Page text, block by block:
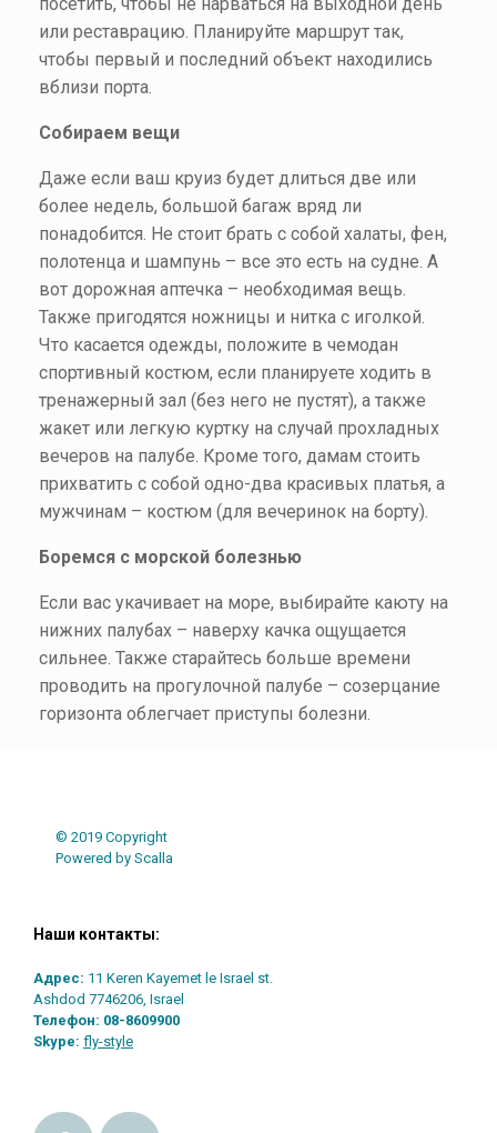
посетить, чтобы не нарваться на выходной день
или реставрацию. Планируйте маршрут так,
чтобы первый и последний объект находились
вблизи порта.
Собираем вещи
Даже если ваш круиз будет длиться две или
более недель, большой багаж вряд ли
понадобится. Не стоит брать с собой халаты, фен,
полотенца и шампунь – все это есть на судне. А
вот дорожная аптечка – необходимая вещь.
Также пригодятся ножницы и нитка с иголкой.
Что касается одежды, положите в чемодан
спортивный костюм, если планируете ходить в
тренажерный зал (без него не пустят), а также
жакет или легкую куртку на случай прохладных
вечеров на палубе. Кроме того, дамам стоить
прихватить с собой одно-два красивых платья, а
мужчинам – костюм (для вечеринок на борту).
Боремся с морской болезнью
Если вас укачивает на море, выбирайте каюту на
нижних палубах – наверху качка ощущается
сильнее. Также старайтесь больше времени
проводить на прогулочной палубе – созерцание
горизонта облегчает приступы болезни.
Post navigation
© 2019 Copyright
Powered by Scalla
Наши контакты:
Адрес: 11 Keren Kayemet le Israel st.
Ashdod 7746206, Israel
Телефон: 08-8609900
Skype: fly-style